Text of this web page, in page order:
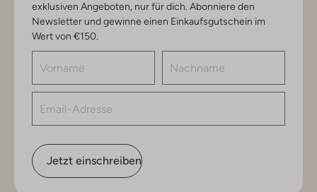
exklusiven Angeboten, nur für dich. Abonniere den
Newsletter und gewinne einen Einkaufsgutschein im
Wert von €150.
Jetzt einschreiben